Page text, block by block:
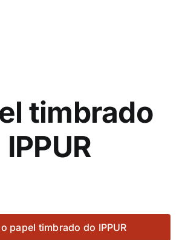
timbrado
IPPUR
papel timbrado do IPPUR